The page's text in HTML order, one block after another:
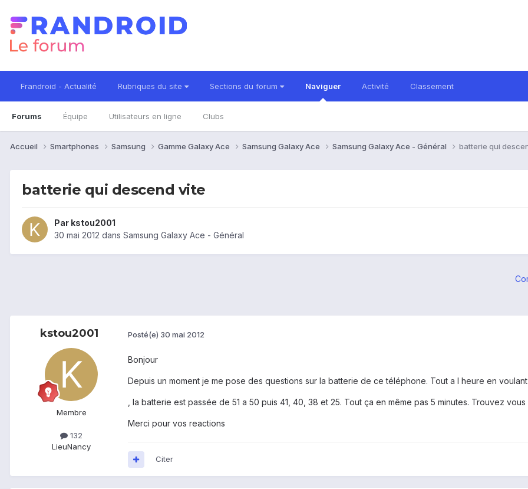
Frandroid - Actualité Rubriques du site Sections du forum Naviguer
Forums Équipe Utilisateurs en ligne Clubs
Activité Classement
Accueil Smartphones Samsung Gamme Galaxy Ace Samsung Galaxy Ace Samsung Galaxy Ace - Général batterie qui
batterie qui descend vite
Par kstou2001
30 mai 2012 dans Samsung Galaxy Ace - Général
kstou2001
Membre
132
LieuNancy
Posté(e) 30 mai 2012
Bonjour
Depuis un moment je me pose des questions sur la batterie de ce téléphone. Tout a l heure en
, la batterie est passée de 51 a 50 puis 41, 40, 38 et 25. Tout ça en même pas 5 minutes. Trouvez vous
Merci pour vos reactions
Citer